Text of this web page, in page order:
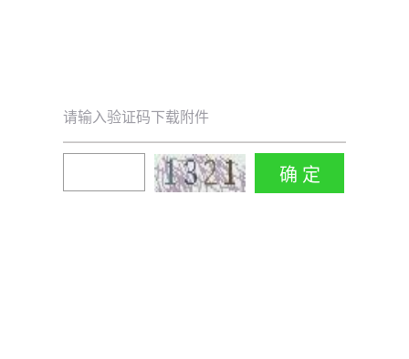
请输入验证码下载附件